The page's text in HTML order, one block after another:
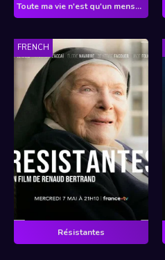
Toute ma vie n'est qu'un mensonge
FRENCH
Résistantes